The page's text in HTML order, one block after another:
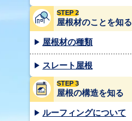
STEP 2
屋根材のことを知る
屋根材の種類
スレート屋根
STEP 3
屋根の構造を知る
ルーフィングについて